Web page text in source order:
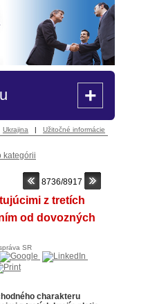
+
Ukrajina | Užitočné informácie
kategórii
8736/8917
z tretích
od dovozných
SR
charakteru